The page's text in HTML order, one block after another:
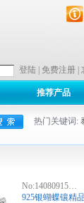
登陆 免费注册
推荐产品
热门关键词:
No:14080915…
925银蝴蝶镶精